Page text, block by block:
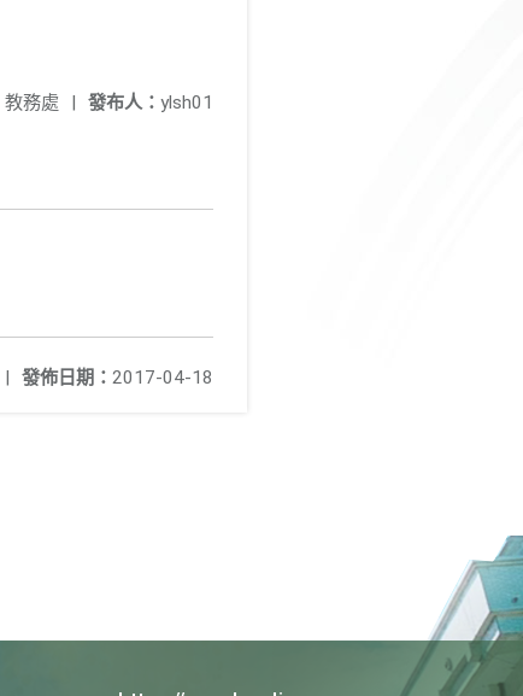
發布人： ylsh01
教務處 |
發佈日期： 2017-04-18
|